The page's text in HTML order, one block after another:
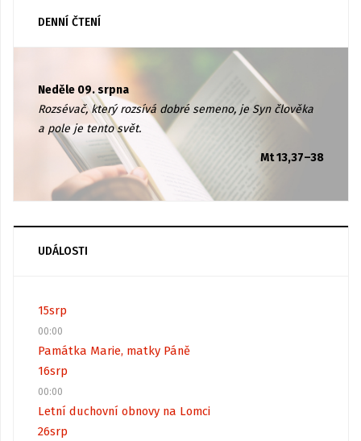
DENNÍ ČTENÍ
Neděle 09. srpna
Rozsévač, který rozsívá dobré semeno, je Syn člověka
a pole je tento svět.
Mt 13,37–38
UDÁLOSTI
15srp
00:00
Památka Marie, matky Páně
16srp
00:00
Letní duchovní obnovy na Lomci
26srp